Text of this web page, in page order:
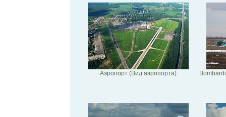
Аэропорт (Вид аэропорта)